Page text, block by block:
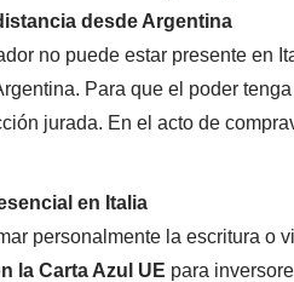
desde Argentina
no puede estar presente en
Para que el poder
jurada. En el acto de
en Italia
personalmente la escritura o
la Carta Azul UE para